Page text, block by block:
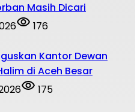
Masih Dicari
176
Kantor Dewan
di Aceh Besar
175